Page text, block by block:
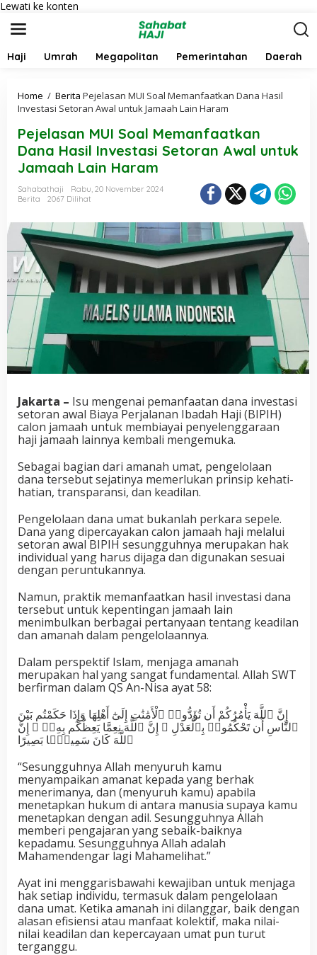
Lewati ke konten
Haji Umrah Megapolitan Pemerintahan Daerah
Home / Berita Pejelasan MUI Soal Memanfaatkan Dana Hasil
Investasi Setoran Awal untuk Jamaah Lain Haram
Pejelasan MUI Soal Memanfaatkan
Dana Hasil Investasi Setoran Awal untuk
Jamaah Lain Haram
Sahabathaji
Rabu, 20 November 2024
Berita
2067 Dilihat
Jakarta – Isu mengenai pemanfaatan dana investasi
setoran awal Biaya Perjalanan Ibadah Haji (BIPIH)
calon jamaah untuk membiayai penyelenggaraan
haji jamaah lainnya kembali mengemuka.
Sebagai bagian dari amanah umat, pengelolaan
dana tersebut sejatinya memerlukan prinsip kehati-
hatian, transparansi, dan keadilan.
Pengelolaan dana umat bukanlah perkara sepele.
Dana yang dipercayakan calon jamaah haji melalui
setoran awal BIPIH sesungguhnya merupakan hak
individual yang harus dijaga dan digunakan sesuai
dengan peruntukannya.
Namun, praktik memanfaatkan hasil investasi dana
tersebut untuk kepentingan jamaah lain
menimbulkan berbagai pertanyaan tentang keadilan
dan amanah dalam pengelolaannya.
Dalam perspektif Islam, menjaga amanah
merupakan hal yang sangat fundamental. Allah SWT
berfirman dalam QS An-Nisa ayat 58:
إِنَّ ٱللَّهَ يَأْمُرُكُمْ أَن تُؤَدُّوا۟ ٱلْأَمَٰنَٰتِ إِلَىٰٓ أَهْلِهَا وَإِذَا حَكَمْتُم بَيْنَ
ٱلنَّاسِ أَن تَحْكُمُوا۟ بِٱلْعَدْلِ ۚ إِنَّ ٱللَّهَ نِعِمَّا يَعِظُكُم بِهِۦٓ ۗ إِنَّ
ٱللَّهَ كَانَ سَمِيعًۢا بَصِيرًا
“Sesungguhnya Allah menyuruh kamu
menyampaikan amanat kepada yang berhak
menerimanya, dan (menyuruh kamu) apabila
menetapkan hukum di antara manusia supaya kamu
menetapkan dengan adil. Sesungguhnya Allah
memberi pengajaran yang sebaik-baiknya
kepadamu. Sesungguhnya Allah adalah
Mahamendengar lagi Mahamelihat.”
Ayat ini menggarisbawahi kewajiban untuk menjaga
hak setiap individu, termasuk dalam pengelolaan
dana umat. Ketika amanah ini dilanggar, baik dengan
alasan efisiensi atau manfaat kolektif, maka nilai-
nilai keadilan dan kepercayaan umat pun turut
terganggu.